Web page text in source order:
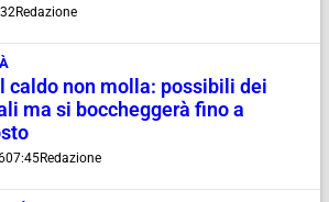
Redazione
caldo non molla: possibili dei
ma si boccheggerà fino a
07:45Redazione